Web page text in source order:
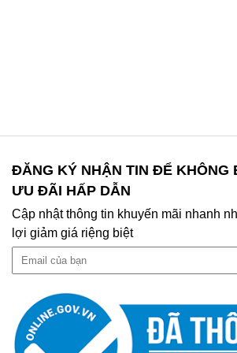
ĐĂNG KÝ NHẬN TIN ĐỂ KHÔNG
ƯU ĐÃI HẤP DẪN
Cập nhật thông tin khuyến mãi nhanh
lợi giảm giá riệng biệt